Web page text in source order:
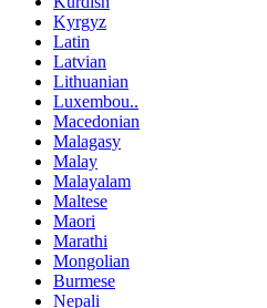
Kyrgyz
Latin
Latvian
Lithuanian
Luxembou..
Macedonian
Malagasy
Malay
Malayalam
Maltese
Maori
Marathi
Mongolian
Burmese
Nepali